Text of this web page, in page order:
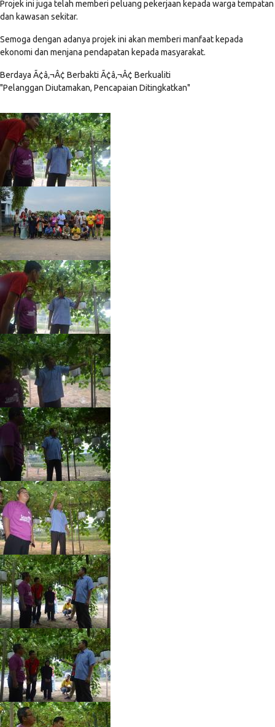
Projek ini juga telah memberi peluang pekerjaan kepada warga tempatan
dan kawasan sekitar.
Semoga dengan adanya projek ini akan memberi manfaat kepada
ekonomi dan menjana pendapatan kepada masyarakat.
Berdaya Ã¢â‚¬Â¢ Berbakti Ã¢â‚¬Â¢ Berkualiti
"Pelanggan Diutamakan, Pencapaian Ditingkatkan"